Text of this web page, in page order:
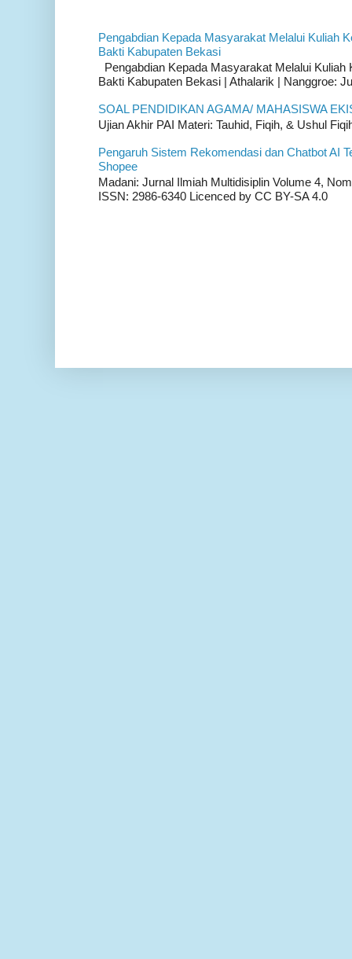
Pengabdian Kepada Masyarakat Melalui Kuliah
Bakti Kabupaten Bekasi
Pengabdian Kepada Masyarakat Melalui
Bakti Kabupaten Bekasi | Athalarik | Nanggroe:
SOAL PENDIDIKAN AGAMA/ MAHASISWA
Ujian Akhir PAI Materi: Tauhid, Fiqih, & Ushul
Pengaruh Sistem Rekomendasi dan Chatbot AI
Shopee
Madani: Jurnal Ilmiah Multidisiplin Volume 4,
ISSN: 2986-6340 Licenced by CC BY-SA